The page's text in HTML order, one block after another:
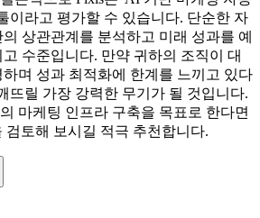
이라고 평가할 수 있습니다. 단순한 자
상관관계를 분석하고 미래 성과를 예
수준입니다. 만약 귀하의 조직이 대
며 성과 최적화에 한계를 느끼고 있다
뜨릴 가장 강력한 무기가 될 것입니다.
마케팅 인프라 구축을 목표로 한다면
검토해 보시길 적극 추천합니다.